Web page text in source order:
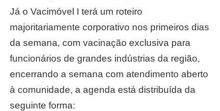
Já o Vacimóvel I terá um roteiro
majoritariamente corporativo nos primeiros dias
da semana, com vacinação exclusiva para
funcionários de grandes indústrias da região,
encerrando a semana com atendimento aberto
à comunidade, a agenda está distribuída da
seguinte forma: